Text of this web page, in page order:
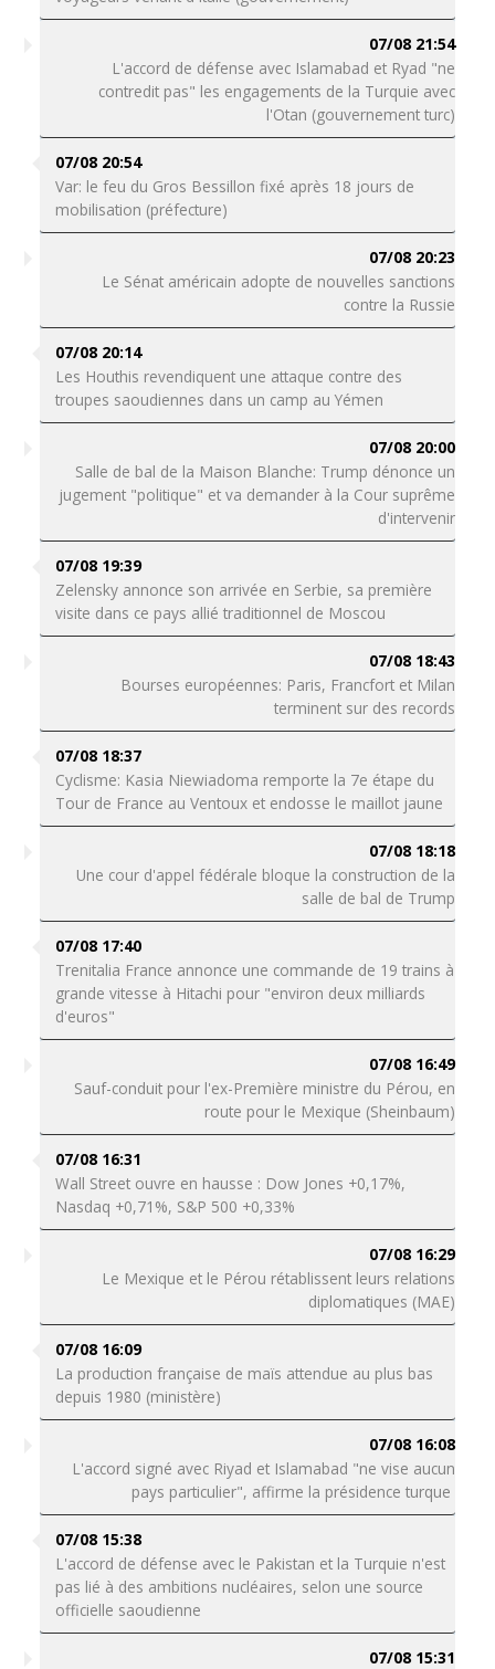
07/08 21:54
L'accord de défense avec Islamabad et Ryad "ne
contredit pas" les engagements de la Turquie avec
l'Otan (gouvernement turc)
07/08 20:54
Var: le feu du Gros Bessillon fixé après 18 jours de
mobilisation (préfecture)
07/08 20:23
Le Sénat américain adopte de nouvelles sanctions
contre la Russie
07/08 20:14
Les Houthis revendiquent une attaque contre des
troupes saoudiennes dans un camp au Yémen
07/08 20:00
Salle de bal de la Maison Blanche: Trump dénonce un
jugement "politique" et va demander à la Cour suprême
d'intervenir
07/08 19:39
Zelensky annonce son arrivée en Serbie, sa première
visite dans ce pays allié traditionnel de Moscou
07/08 18:43
Bourses européennes: Paris, Francfort et Milan
terminent sur des records
07/08 18:37
Cyclisme: Kasia Niewiadoma remporte la 7e étape du
Tour de France au Ventoux et endosse le maillot jaune
07/08 18:18
Une cour d'appel fédérale bloque la construction de la
salle de bal de Trump
07/08 17:40
Trenitalia France annonce une commande de 19 trains à
grande vitesse à Hitachi pour "environ deux milliards
d'euros"
07/08 16:49
Sauf-conduit pour l'ex-Première ministre du Pérou, en
route pour le Mexique (Sheinbaum)
07/08 16:31
Wall Street ouvre en hausse : Dow Jones +0,17%,
Nasdaq +0,71%, S&P 500 +0,33%
07/08 16:29
Le Mexique et le Pérou rétablissent leurs relations
diplomatiques (MAE)
07/08 16:09
La production française de maïs attendue au plus bas
depuis 1980 (ministère)
07/08 16:08
L'accord signé avec Riyad et Islamabad "ne vise aucun
pays particulier", affirme la présidence turque
07/08 15:38
L'accord de défense avec le Pakistan et la Turquie n'est
pas lié à des ambitions nucléaires, selon une source
officielle saoudienne
07/08 15:31